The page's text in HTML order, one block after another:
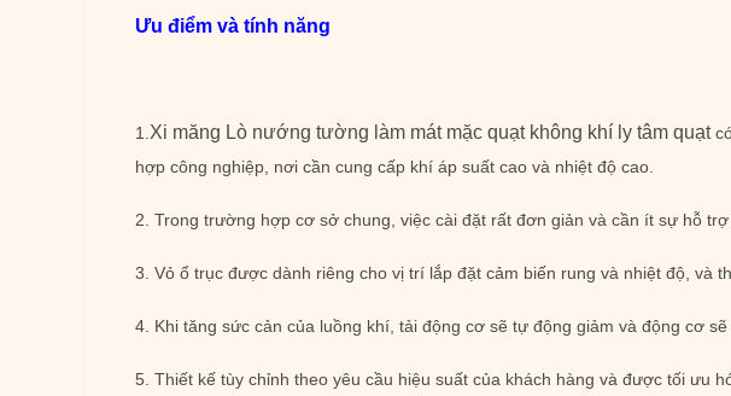
Ưu điểm và tính năng
1. Xi măng Lò nướng tường làm mát mặc quạt không khí ly tâm quạt
hợp công nghiệp, nơi cần cung cấp khí áp suất cao và nhiệt độ cao.
2. Trong trường hợp cơ sở chung, việc cài đặt rất đơn giản và cần ít sự hỗ
3. Vỏ ổ trục được dành riêng cho vị trí lắp đặt cảm biến rung và nhiệt độ, và
4. Khi tăng sức cản của luồng khí, tải động cơ sẽ tự động giảm và động cơ sẽ
5. Thiết kế tùy chỉnh theo yêu cầu hiệu suất của khách hàng và được tối ưu